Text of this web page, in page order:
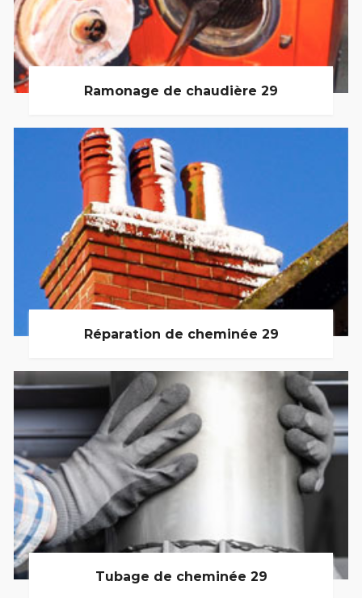
Ramonage de chaudière 29
Réparation de cheminée 29
Tubage de cheminée 29